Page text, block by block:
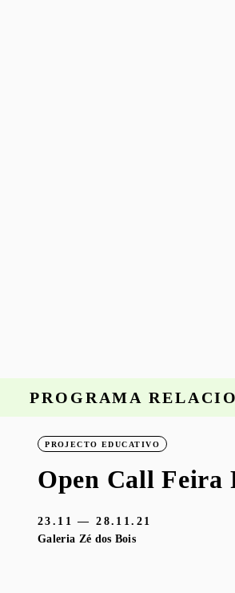
PROGRAMA
PROJECTO EDUCATIVO
Open Call Feira
23.11 — 28.11.21
Galeria Zé dos Bois